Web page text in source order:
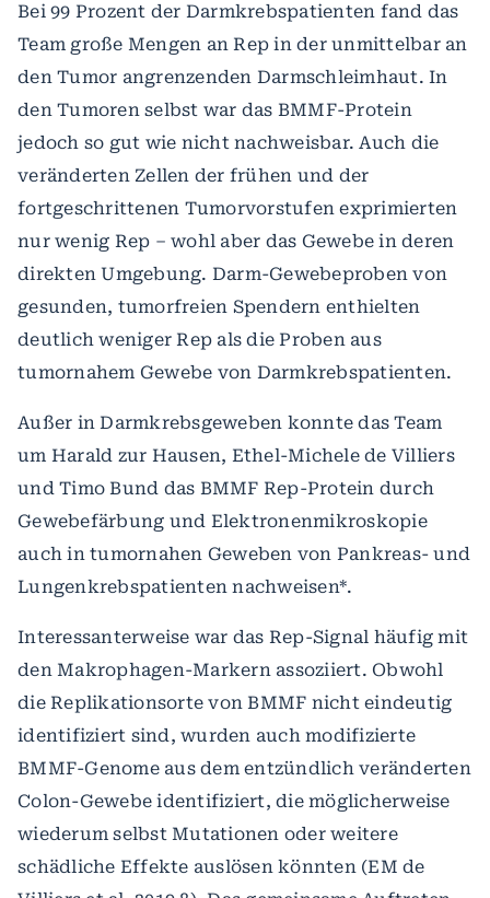
Bei 99 Prozent der Darmkrebspatienten fand das
Team große Mengen an Rep in der unmittelbar an
den Tumor angrenzenden Darmschleimhaut. In
den Tumoren selbst war das BMMF-Protein
jedoch so gut wie nicht nachweisbar. Auch die
veränderten Zellen der frühen und der
fortgeschrittenen Tumorvorstufen exprimierten
nur wenig Rep – wohl aber das Gewebe in deren
direkten Umgebung. Darm-Gewebeproben von
gesunden, tumorfreien Spendern enthielten
deutlich weniger Rep als die Proben aus
tumornahem Gewebe von Darmkrebspatienten.
Außer in Darmkrebsgeweben konnte das Team
um Harald zur Hausen, Ethel-Michele de Villiers
und Timo Bund das BMMF Rep-Protein durch
Gewebefärbung und Elektronenmikroskopie
auch in tumornahen Geweben von Pankreas- und
Lungenkrebspatienten nachweisen*.
Interessanterweise war das Rep-Signal häufig mit
den Makrophagen-Markern assoziiert. Obwohl
die Replikationsorte von BMMF nicht eindeutig
identifiziert sind, wurden auch modifizierte
BMMF-Genome aus dem entzündlich veränderten
Colon-Gewebe identifiziert, die möglicherweise
wiederum selbst Mutationen oder weitere
schädliche Effekte auslösen könnten (EM de